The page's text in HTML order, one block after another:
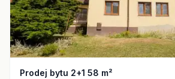
Prodej bytu 2+1 58 m²